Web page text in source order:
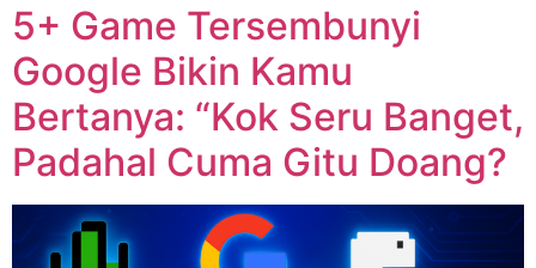
5+ Game Tersembunyi
Google Bikin Kamu
Bertanya: “Kok Seru Banget,
Padahal Cuma Gitu Doang?